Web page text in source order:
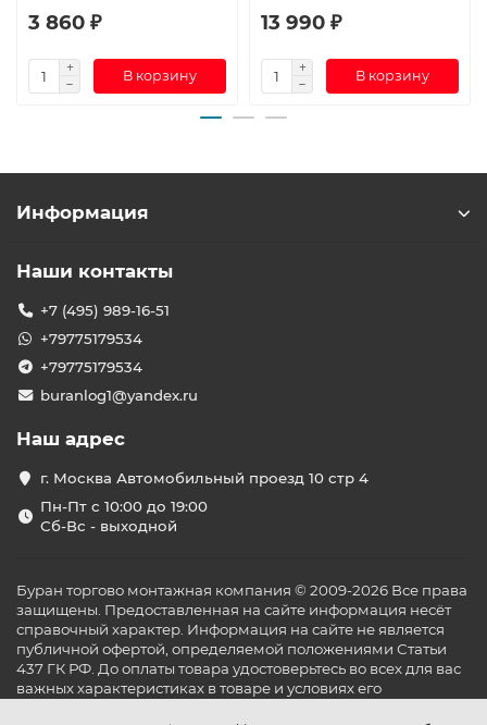
3 860 ₽
В корзину
13 990 ₽
В корзину
Информация
Наши контакты
+7 (495) 989-16-51
+79775179534
+79775179534
buranlog1@yandex.ru
Наш адрес
г. Москва Автомобильный проезд 10 стр 4
Пн-Пт с 10:00 до 19:00
Сб-Вс - выходной
Буран торгово монтажная компания © 2009-2026 Все права
защищены. Предоставленная на сайте информация несёт
справочный характер. Информация на сайте не является
публичной офертой, определяемой положениями Статьи
437 ГК РФ. До оплаты товара удостоверьтесь во всех для вас
важных характеристиках в товаре и условиях его